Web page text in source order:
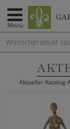
Menü
Aktueller Katalog